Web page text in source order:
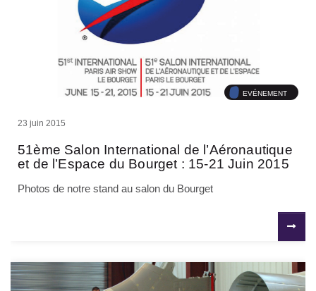
EVÉNEMENT
23 juin 2015
51ème Salon International de l’Aéronautique
et de l’Espace du Bourget : 15-21 Juin 2015
Photos de notre stand au salon du Bourget